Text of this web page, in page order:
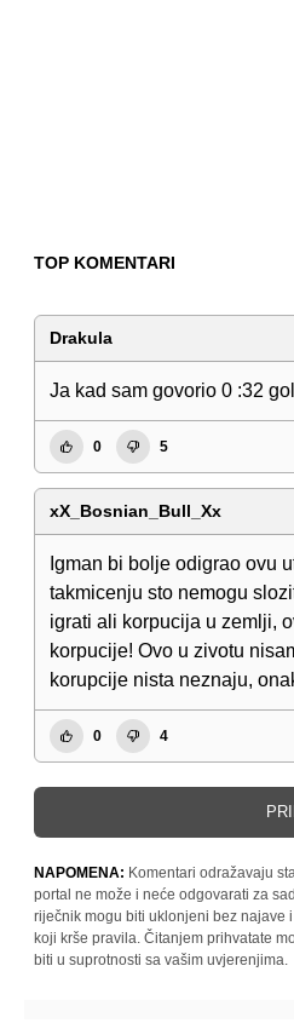
TOP KOMENTARI
Drakula
Ja kad sam govorio 0 :32
0 5
xX_Bosnian_Bull_Xx
Igman bi bolje odigrao ovu
takmicenju sto nemogu
igrati ali korpucija u zemlji,
korpucije! Ovo u zivotu
korupcije nista neznaju,
0 4
NAPOMENA: Komentari odražavaju
portal ne može i neće odgovarati za
riječnik mogu biti uklonjeni bez najave
koji krše pravila. Čitanjem prihvatate
biti u suprotnosti sa vašim uvjerenjima.